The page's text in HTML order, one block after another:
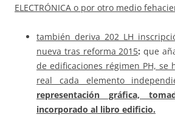
ELECTRÓNICA o por otro medio
también deriva 202 LH
nueva tras reforma 2015: que
de edificaciones régimen PH, se
real cada elemento
representación gráfica,
incorporado al libro edificio.